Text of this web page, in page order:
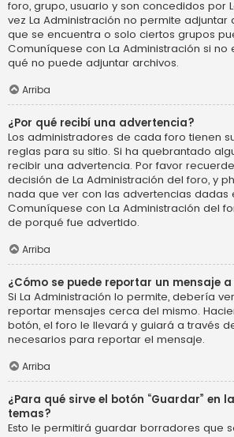
foro, grupo, usuario y son concedidos por
vez La Administración no permite adjuntar
que se encuentra o solo ciertos grupos
Comuníquese con La Administración si
qué no puede adjuntar archivos.
Arriba
¿Por qué recibí una advertencia?
Los administradores de cada foro tienen
reglas para su sitio. Si ha quebrantado
recibir una advertencia. Por favor
decisión de La Administración del foro, y
nada que ver con las advertencias dadas
Comuníquese con La Administración del
de porqué fue advertido.
Arriba
¿Cómo se puede reportar un mensaje
Si La Administración lo permite, debería
reportar mensajes cerca del mismo.
botón, el foro le llevará y guiará a través
necesarios para reportar el mensaje.
Arriba
¿Para qué sirve el botón “Guardar” en
temas?
Esto le permitirá guardar borradores que